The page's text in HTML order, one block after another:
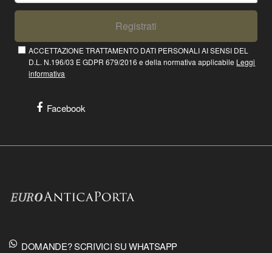
Registrati
ACCETTAZIONE TRATTAMENTO DATI PERSONALI AI SENSI DEL
D.L. N.196/03 E GDPR 679/2016 e della normativa applicabile Leggi
informativa
Facebook
DOMANDE? SCRIVICI SU WHATSAPP